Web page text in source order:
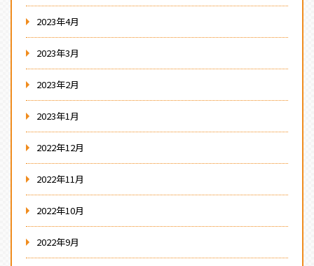
2023年4月
2023年3月
2023年2月
2023年1月
2022年12月
2022年11月
2022年10月
2022年9月